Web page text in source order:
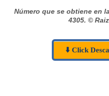
Número que se obtiene en
4305. ©
⬇️ Click